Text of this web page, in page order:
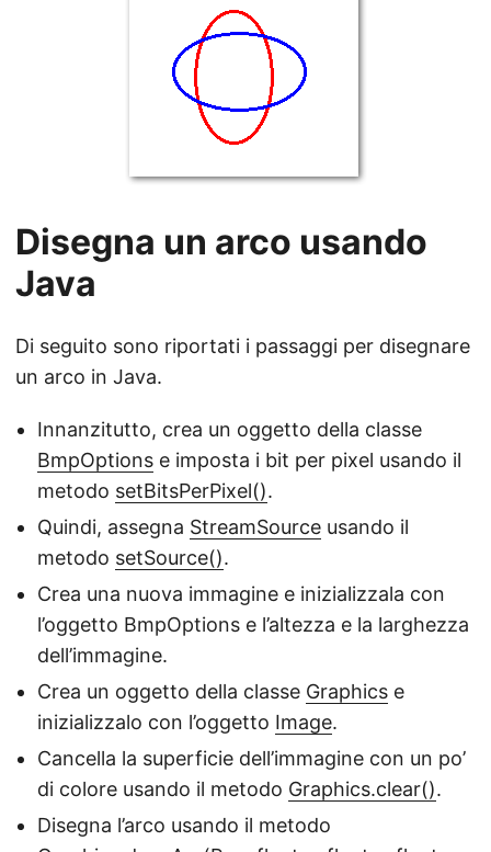
Disegna un arco usando
Java
Di seguito sono riportati i passaggi per disegnare
un arco in Java.
Innanzitutto, crea un oggetto della classe
BmpOptions e imposta i bit per pixel usando il
metodo setBitsPerPixel().
Quindi, assegna StreamSource usando il
metodo setSource().
Crea una nuova immagine e inizializzala con
l’oggetto BmpOptions e l’altezza e la larghezza
dell’immagine.
Crea un oggetto della classe Graphics e
inizializzalo con l’oggetto Image.
Cancella la superficie dell’immagine con un po’
di colore usando il metodo Graphics.clear().
Disegna l’arco usando il metodo